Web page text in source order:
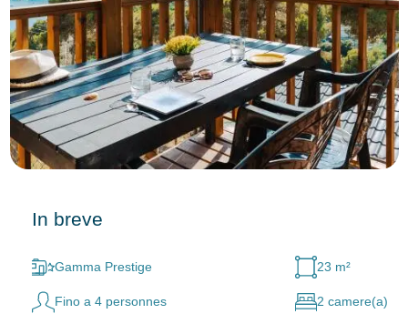
In breve
Gamma Prestige 23 m²
Fino a 4 personnes 2 camere(a)